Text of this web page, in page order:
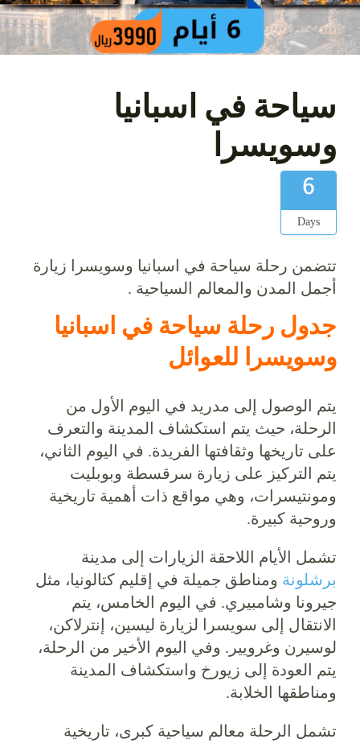
سياحة في اسبانيا
وسويسرا
6
Days
تتضمن رحلة سياحة في اسبانيا وسويسرا زيارة
أجمل المدن والمعالم السياحية .
جدول رحلة سياحة في اسبانيا
وسويسرا للعوائل
يتم الوصول إلى مدريد في اليوم الأول من
الرحلة، حيث يتم استكشاف المدينة والتعرف
على تاريخها وثقافتها الفريدة. في اليوم الثاني،
يتم التركيز على زيارة سرقسطة وبوبليت
ومونتيسرات، وهي مواقع ذات أهمية تاريخية
وروحية كبيرة.
تشمل الأيام اللاحقة الزيارات إلى مدينة
برشلونة ومناطق جميلة في إقليم كتالونيا، مثل
جيرونا وشامبيري. في اليوم الخامس، يتم
الانتقال إلى سويسرا لزيارة ليسين، إنترلاكن،
لوسيرن وغرويير. وفي اليوم الأخير من الرحلة،
يتم العودة إلى زيورخ واستكشاف المدينة
ومناطقها الخلابة.
تشمل الرحلة معالم سياحية كبرى، تاريخية